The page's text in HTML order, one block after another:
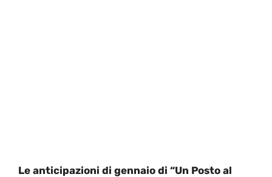
Le anticipazioni di gennaio di “Un Posto al